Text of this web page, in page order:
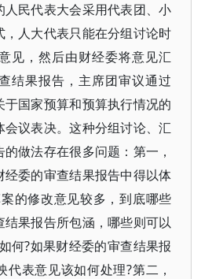
民代表大会采用代表团、小
人大代表只能在分组讨论时
见，然后由财经委将意见汇
结果报告，主席团审议通过
国家预算和预算执行情况的
议表决。这种分组讨论、汇
做法存在很多问题：第一，
委的审查结果报告中得以体
的修改意见较多，到底哪些
果报告所包涵，哪些则可以
何?如果财经委的审查结果报
表意见该如何处理?第二，